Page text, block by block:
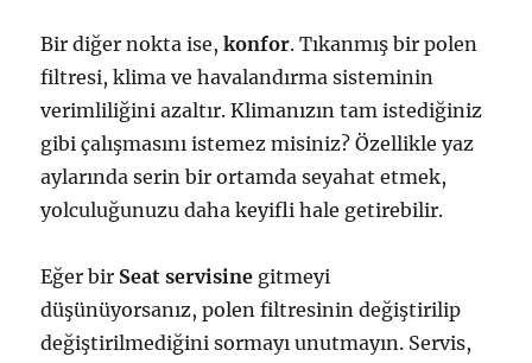
Bir diğer nokta ise,konfor. Tıkanmış bir polen
filtresi, klima ve havalandırma sisteminin
verimliliğini azaltır. Klimanızın tam istediğiniz
gibi çalışmasını istemez misiniz? Özellikle yaz
aylarında serin bir ortamda seyahat etmek,
yolculuğunuzu daha keyifli hale getirebilir.
Eğer bir Seat servisine gitmeyi
düşünüyorsanız, polen filtresinin değiştirilip
değiştirilmediğini sormayı unutmayın. Servis,